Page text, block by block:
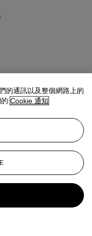
的通訊以及整個網路上的
Cookie 通知